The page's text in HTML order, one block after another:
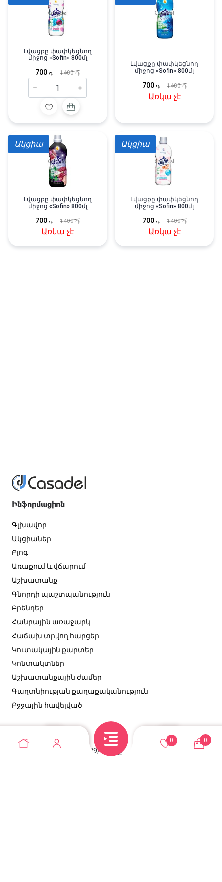
0 0
Լվացքը փափկեցնող
միջոց «Sofin» 800մլ
700֏ 1400֏
Լվացքը փափկեցնող
միջոց «Sofin» 800մլ
700 ֏ 1400֏
Առկա չէ
Լվացքը փափկեցնող
միջոց «Sofin» 800մլ
700֏ 1400֏
Առկա չէ
Ակցիա
Լվացքը փափկեցնող
միջոց «Sofin» 800մլ
700 ֏ 1400֏
Առկա չէ
Ակցիա
Ինֆորմացիոն
Գլխավոր
Ակցիաներ
Բլոգ
Առաքում և վճարում
Աշխատանք
Գնորդի պաշտպանություն
Բրենդեր
Հանրային առաջարկ
Հաճախ տրվող հարցեր
Կուտակային քարտեր
Կոնտակտներ
Աշխատանքային ժամեր
Գաղտնիության քաղաքականություն
Բջջային հավելված
Անդրանիկի փող, 129/2 շենք